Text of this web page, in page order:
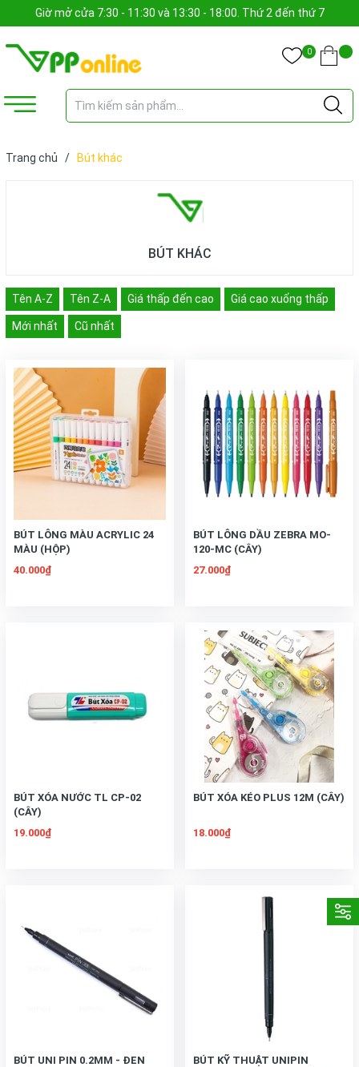
Giờ mở cửa 7:30 - 11:30 và 13:30 - 18:00. Thứ 2 đến thứ 7
0
Trang chủ / Bút khác
BÚT KHÁC
Tên A-Z Tên Z-A Giá thấp đến cao Giá cao xuống thấp
Mới nhất Cũ nhất
BÚT LÔNG MÀU ACRYLIC 24
MÀU (HỘP)
40.000₫
BÚT LÔNG DẦU ZEBRA MO-
120-MC (CÂY)
27.000₫
BÚT XÓA NƯỚC TL CP-02
(CÂY)
19.000₫
BÚT XÓA KÉO PLUS 12M (CÂY)
18.000₫
BÚT UNI PIN 0.2MM - ĐEN
BÚT KỸ THUẬT UNIPIN